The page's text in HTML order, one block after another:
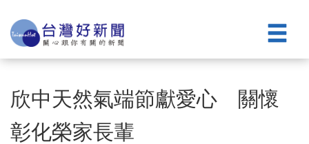
欣中天然氣端節獻愛心 關懷
彰化榮家長輩